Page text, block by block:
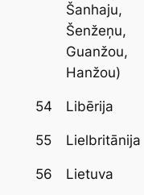
Šanhaju,
Šenžeņu,
Guanžou,
Hanžou)
54 Libērija
55 Lielbritānija
56 Lietuva